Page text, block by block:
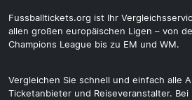
Fussballtickets.org ist Ihr
allen großen europäischen Ligen – von
Champions League bis zu EM und WM.
Vergleichen Sie schnell und einfach alle
Ticketanbieter und Reiseveranstalter.